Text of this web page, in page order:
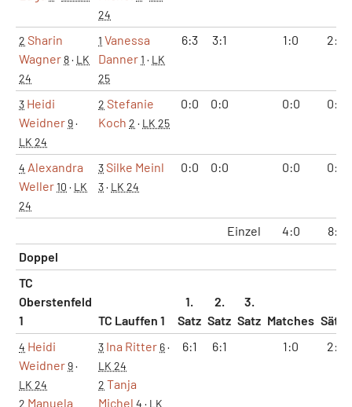
24
2 Sharin
Wagner8· LK
24
1 Vanessa
Danner1 · LK
25
6:3 3:1 1:0 2:0
3 Heidi
Weidner9·
LK 24
2 Stefanie
Koch 2 · LK 25
0:0 0:0 0:0 0:0
4 Alexandra
Weller10 · LK
24
3Silke Meinl
3· LK 24
0:0 0:0 0:0 0:0
Einzel 4:0
8:0
Doppel
TC
Oberstenfeld
1
TC Lauffen 1
1.
Satz
2.
Satz
3.
Satz Matches Sätze
4 Heidi
Weidner9·
LK 24
2 Manuela
3 Ina Ritter 6·
LK 24
2 Tanja
Michel 4 · LK
6:1 6:1 1:0 2:0